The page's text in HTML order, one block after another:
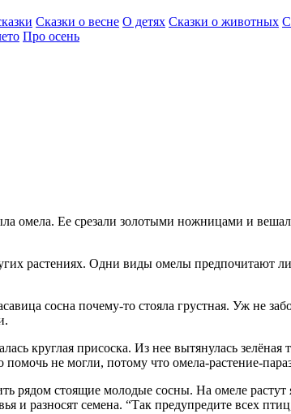
Сказки о весне О детях Сказки о животных
Про осень
омела. Ее срезали золотыми ножницами и
растениях. Одни виды омелы предпочитают
сосна почему-то стояла грустная. Уж не
круглая присоска. Из нее вытянулась
не могли, потому что омела-растение-
рядом стоящие молодые сосны. На омеле
разносят семена. “Так предупредите всех